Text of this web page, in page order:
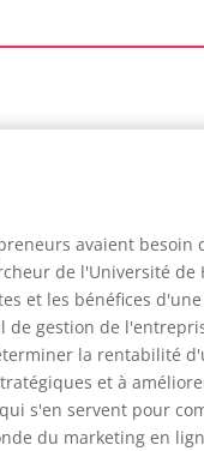
avaient
de l'Université de
et les bénéfices
gestion de
la rentabilité
et à
s'en servent pour
du marketing en